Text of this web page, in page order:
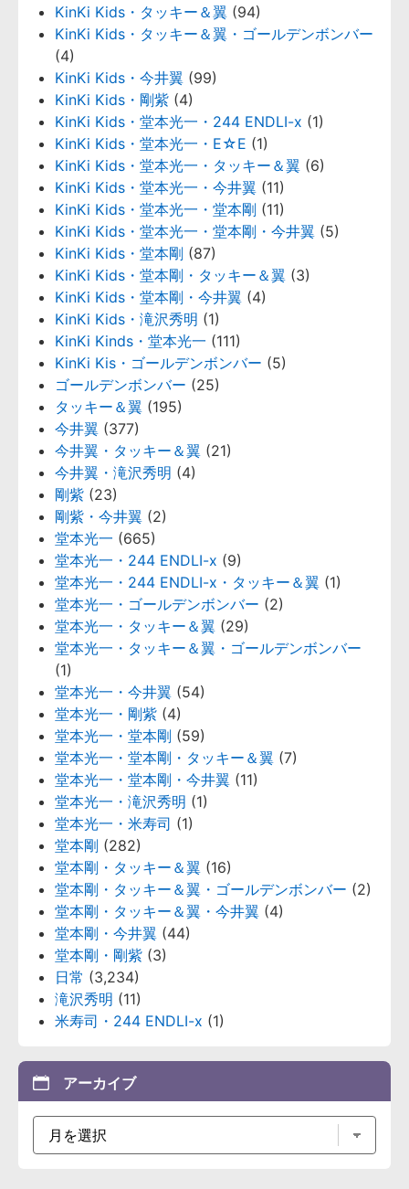
KinKi Kids・タッキー＆翼 (94)
KinKi Kids・タッキー＆翼・ゴールデンボンバー
(4)
KinKi Kids・今井翼 (99)
KinKi Kids・剛紫 (4)
KinKi Kids・堂本光一・244 ENDLI-x (1)
KinKi Kids・堂本光一・E☆E (1)
KinKi Kids・堂本光一・タッキー＆翼 (6)
KinKi Kids・堂本光一・今井翼 (11)
KinKi Kids・堂本光一・堂本剛 (11)
KinKi Kids・堂本光一・堂本剛・今井翼 (5)
KinKi Kids・堂本剛 (87)
KinKi Kids・堂本剛・タッキー＆翼 (3)
KinKi Kids・堂本剛・今井翼 (4)
KinKi Kids・滝沢秀明 (1)
KinKi Kinds・堂本光一 (111)
KinKi Kis・ゴールデンボンバー (5)
ゴールデンボンバー (25)
タッキー＆翼 (195)
今井翼 (377)
今井翼・タッキー＆翼 (21)
今井翼・滝沢秀明 (4)
剛紫 (23)
剛紫・今井翼 (2)
堂本光一 (665)
堂本光一・244 ENDLI-x (9)
堂本光一・244 ENDLI-x・タッキー＆翼 (1)
堂本光一・ゴールデンボンバー (2)
堂本光一・タッキー＆翼 (29)
堂本光一・タッキー＆翼・ゴールデンボンバー
(1)
堂本光一・今井翼 (54)
堂本光一・剛紫 (4)
堂本光一・堂本剛 (59)
堂本光一・堂本剛・タッキー＆翼 (7)
堂本光一・堂本剛・今井翼 (11)
堂本光一・滝沢秀明 (1)
堂本光一・米寿司 (1)
堂本剛 (282)
堂本剛・タッキー＆翼 (16)
堂本剛・タッキー＆翼・ゴールデンボンバー (2)
堂本剛・タッキー＆翼・今井翼 (4)
堂本剛・今井翼 (44)
堂本剛・剛紫 (3)
日常 (3,234)
滝沢秀明 (11)
米寿司・244 ENDLI-x (1)
アーカイブ